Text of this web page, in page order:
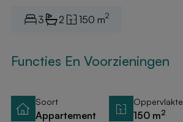
3 2 150 m2
Functies En Voorzieningen
Soort
Appartement
Oppervlakte
150 m2